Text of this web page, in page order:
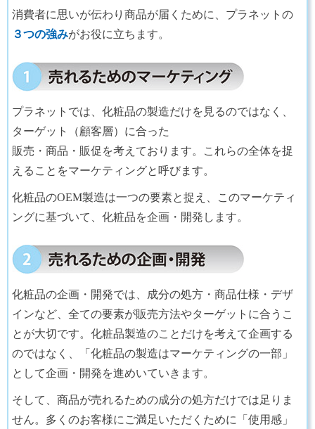
消費者に思いが伝わり商品が届くために、プラネットの
３つの強みがお役に立ちます。
プラネットでは、化粧品の製造だけを見るのではなく、
ターゲット（顧客層）に合った
販売・商品・販促を考えております。これらの全体を捉
えることをマーケティングと呼びます。
化粧品のOEM製造は一つの要素と捉え、このマーケティ
ングに基づいて、化粧品を企画・開発します。
化粧品の企画・開発では、成分の処方・商品仕様・デザ
インなど、全ての要素が販売方法やターゲットに合うこ
とが大切です。化粧品製造のことだけを考えて企画する
のではなく、「化粧品の製造はマーケティングの一部」
として企画・開発を進めいていきます。
そして、商品が売れるための成分の処方だけでは足りま
せん。多くのお客様にご満足いただくために「使用感」